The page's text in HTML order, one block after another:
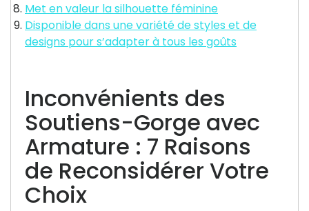
Met en valeur la silhouette féminine
Disponible dans une variété de styles et de
designs pour s’adapter à tous les goûts
Inconvénients des
Soutiens-Gorge avec
Armature : 7 Raisons
de Reconsidérer Votre
Choix